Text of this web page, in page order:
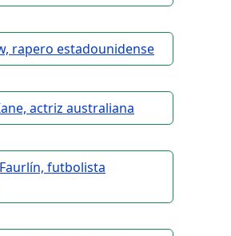
rapero estadounidense
actriz australiana
futbolista